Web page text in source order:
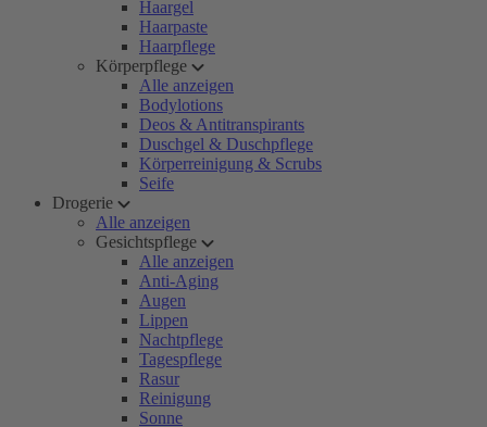
Haargel
Haarpaste
Haarpflege
Körperpflege
Alle anzeigen
Bodylotions
Deos & Antitranspirants
Duschgel & Duschpflege
Körperreinigung & Scrubs
Seife
Drogerie
Alle anzeigen
Gesichtspflege
Alle anzeigen
Anti-Aging
Augen
Lippen
Nachtpflege
Tagespflege
Rasur
Reinigung
Sonne